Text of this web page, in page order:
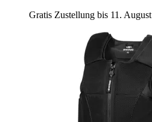
Gratis Zustellung bis 11. August